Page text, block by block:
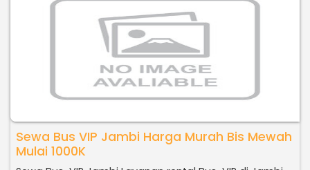
Sewa Bus VIP Jambi Harga Murah Bis Mewah
Mulai 1000K